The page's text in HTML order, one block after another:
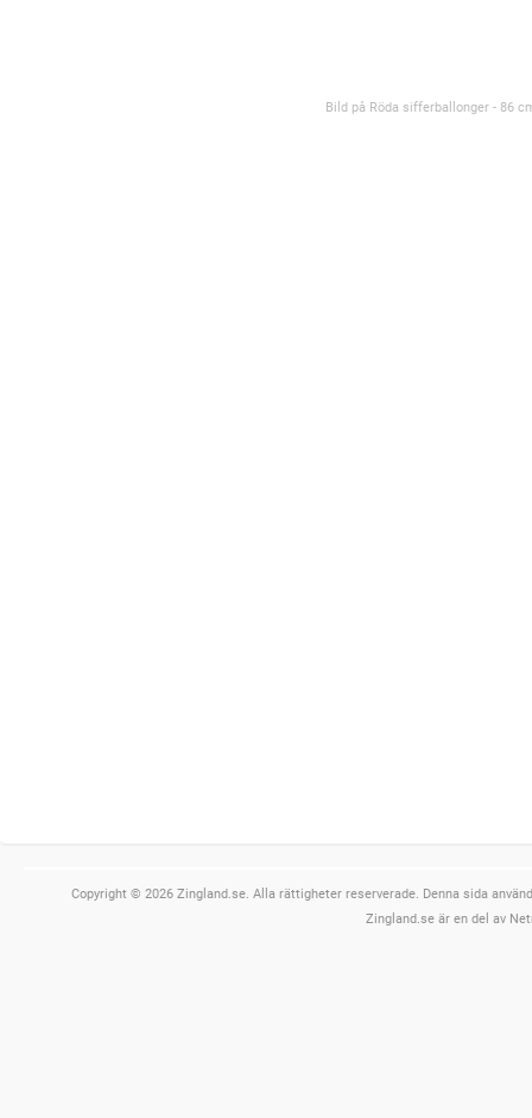
Bild på Röda sifferballonger - 86
Copyright © 2026 Zingland.se. Alla rättigheter reserverade. Denna sida
Zingland.se är en del av